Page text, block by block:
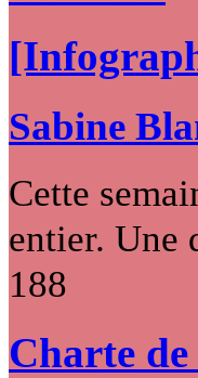
Sabine
Cette
entier. Une
188
Charte